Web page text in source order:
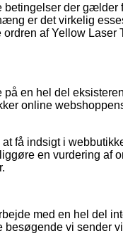
der gælder
er det virkelig
af Yellow Laser
på en hel del
online
få indsigt i
en vurdering af
med en hel del
besøgende vi sender